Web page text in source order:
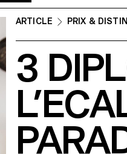
ARTICLE PRIX &
3